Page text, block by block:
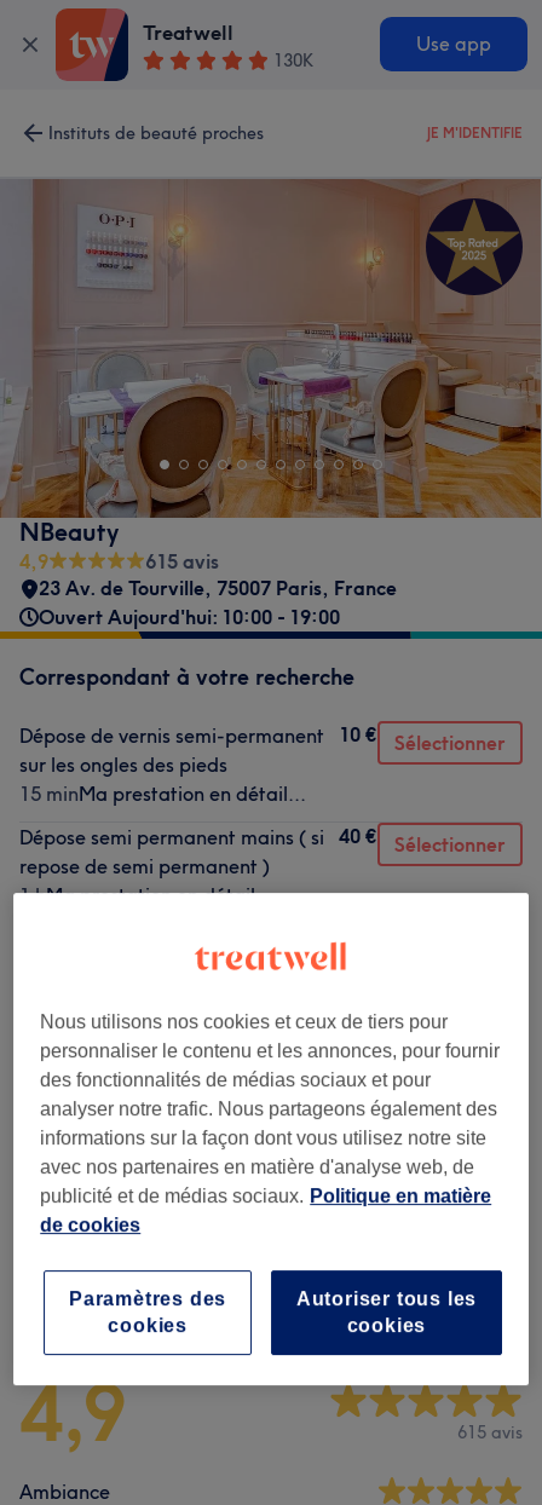
Treatwell
130K
Use app
Instituts de beauté proches JE M'IDENTIFIE
NBeauty
4,9
615 avis
23 Av. de Tourville, 75007 Paris, France
Ouvert Aujourd'hui: 10:00 - 19:00
Correspondant à votre recherche
Dépose de vernis semi-permanent
sur les ongles des pieds
15 minMa prestation en détail...
10 € Sélectionner
Dépose semi permanent mains ( si
repose de semi permanent )
1 hMa prestation en détail...
40 € Sélectionner
Ma prestation en détail...
Ce n'est pas ce que vous recherchiez ?
Recherchez dans notre liste de prestations
Beauté Des Pieds (13) à partir de 10 €
Manucure (19) à partir de 3 €
Avis sur l'établissement
4,9 615 avis
Ambiance
Nous utilisons nos cookies et ceux de tiers pour
personnaliser le contenu et les annonces, pour fournir
des fonctionnalités de médias sociaux et pour
analyser notre trafic. Nous partageons également des
informations sur la façon dont vous utilisez notre site
avec nos partenaires en matière d'analyse web, de
publicité et de médias sociaux. Politique en matière
de cookies
Autoriser tous les
cookies
Paramètres des
cookies